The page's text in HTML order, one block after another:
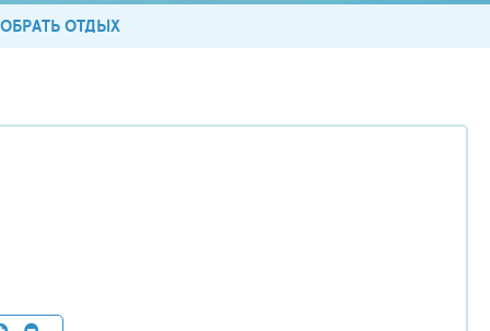
ОТДЫХ